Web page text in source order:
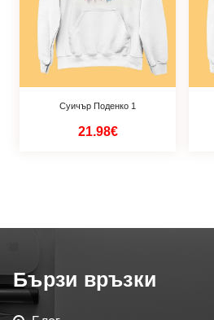
Суичър Поденко 1
21.98€
Бързи връзки